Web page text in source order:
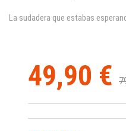
La sudadera que estabas
49,90 €